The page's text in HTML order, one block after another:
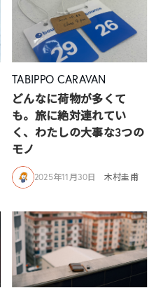
TABIPPO CARAVAN
どんなに荷物が多くて
も。旅に絶対連れてい
く、わたしの大事な3つの
モノ
2025年11月30日 木村圭甫